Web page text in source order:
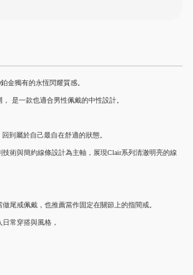
金獨有的永恆閃耀質感。
是一款也適合男性佩戴的中性設計。
到屬於自己最自在舒適的狀態。
術與簡約線條設計為主軸，展現Clair系列清澈明亮的線
尾戒佩戴，也推薦當作固定在關節上的指間戒。
常穿搭與風格，